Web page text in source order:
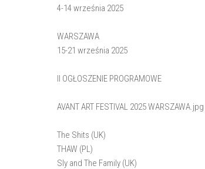
4-14 września 2025
WARSZAWA
15-21 września 2025
II OGŁOSZENIE PROGRAMOWE
AVANT ART FESTIVAL 2025 WARSZAWA.jpg
The Shits (UK)
THAW (PL)
Sly and The Family (UK)